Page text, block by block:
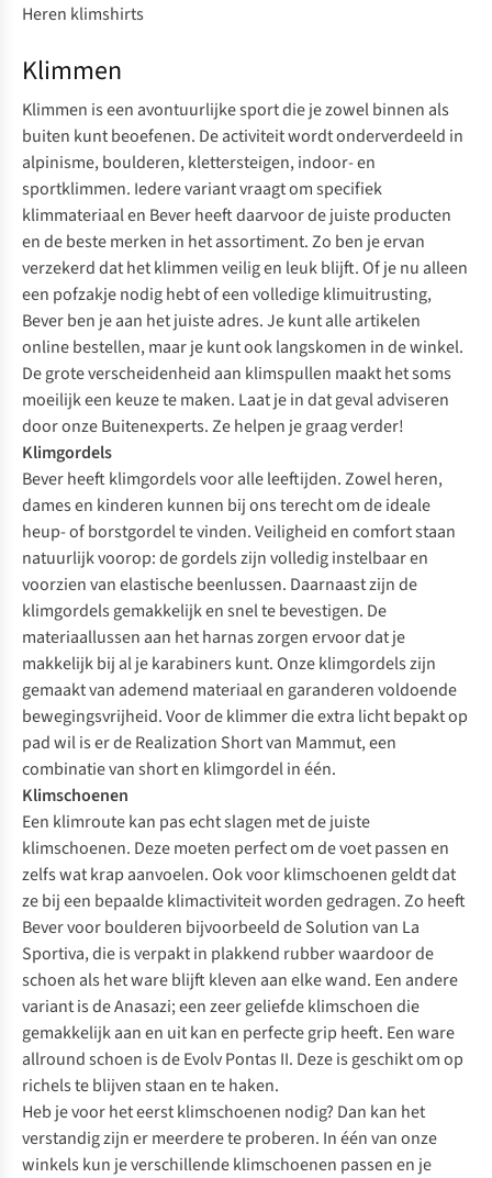
Heren klimshirts
Klimmen
Klimmen is een avontuurlijke sport die je zowel binnen als
buiten kunt beoefenen. De activiteit wordt onderverdeeld in
alpinisme, boulderen, klettersteigen, indoor- en
sportklimmen. Iedere variant vraagt om specifiek
klimmateriaal en Bever heeft daarvoor de juiste producten
en de beste merken in het assortiment. Zo ben je ervan
verzekerd dat het klimmen veilig en leuk blijft. Of je nu alleen
een pofzakje nodig hebt of een volledige klimuitrusting,
Bever ben je aan het juiste adres. Je kunt alle artikelen
online bestellen, maar je kunt ook langskomen in de winkel.
De grote verscheidenheid aan klimspullen maakt het soms
moeilijk een keuze te maken. Laat je in dat geval adviseren
door onze Buitenexperts. Ze helpen je graag verder!
Klimgordels
Bever heeft klimgordels voor alle leeftijden. Zowel heren,
dames en kinderen kunnen bij ons terecht om de ideale
heup- of borstgordel te vinden. Veiligheid en comfort staan
natuurlijk voorop: de gordels zijn volledig instelbaar en
voorzien van elastische beenlussen. Daarnaast zijn de
klimgordels gemakkelijk en snel te bevestigen. De
materiaallussen aan het harnas zorgen ervoor dat je
makkelijk bij al je karabiners kunt. Onze klimgordels zijn
gemaakt van ademend materiaal en garanderen voldoende
bewegingsvrijheid. Voor de klimmer die extra licht bepakt op
pad wil is er de Realization Short van Mammut, een
combinatie van short en klimgordel in één.
Klimschoenen
Een klimroute kan pas echt slagen met de juiste
klimschoenen. Deze moeten perfect om de voet passen en
zelfs wat krap aanvoelen. Ook voor klimschoenen geldt dat
ze bij een bepaalde klimactiviteit worden gedragen. Zo heeft
Bever voor boulderen bijvoorbeeld de Solution van La
Sportiva, die is verpakt in plakkend rubber waardoor de
schoen als het ware blijft kleven aan elke wand. Een andere
variant is de Anasazi; een zeer geliefde klimschoen die
gemakkelijk aan en uit kan en perfecte grip heeft. Een ware
allround schoen is de Evolv Pontas II. Deze is geschikt om op
richels te blijven staan en te haken.
Heb je voor het eerst klimschoenen nodig? Dan kan het
verstandig zijn er meerdere te proberen. In één van onze
winkels kun je verschillende klimschoenen passen en je